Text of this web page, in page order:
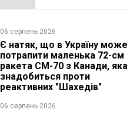
06 серпень 2026
Є натяк, що в Україну може
потрапити маленька 72-см
ракета CM-70 з Канади, яка
знадобиться проти
реактивних "Шахедів"
06 серпень 2026